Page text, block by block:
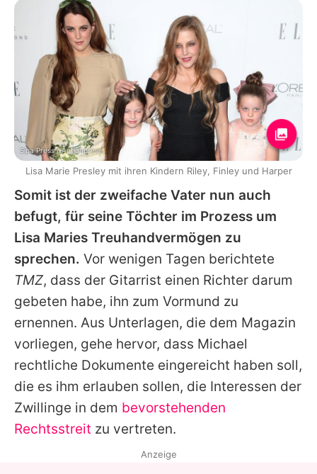
Somit ist der zweifache Vater nun auch
befugt, für seine Töchter im Prozess um
Lisa Maries Treuhandvermögen zu
sprechen. Vor wenigen Tagen berichtete
TMZ, dass der Gitarrist einen Richter darum
gebeten habe, ihn zum Vormund zu
ernennen. Aus Unterlagen, die dem Magazin
vorliegen, gehe hervor, dass Michael
rechtliche Dokumente eingereicht haben soll,
die es ihm erlauben sollen, die Interessen der
Zwillinge in dem bevorstehenden
Rechtsstreit zu vertreten.
Sipa Press / Actionpress
Lisa Marie Presley mit ihren Kindern Riley, Finley und Harper
Anzeige